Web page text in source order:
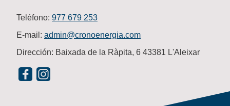
Teléfono: 977 679 253
E-mail: admin@cronoenergia.com
Dirección: Baixada de la Ràpita, 6 43381 L'Aleixar